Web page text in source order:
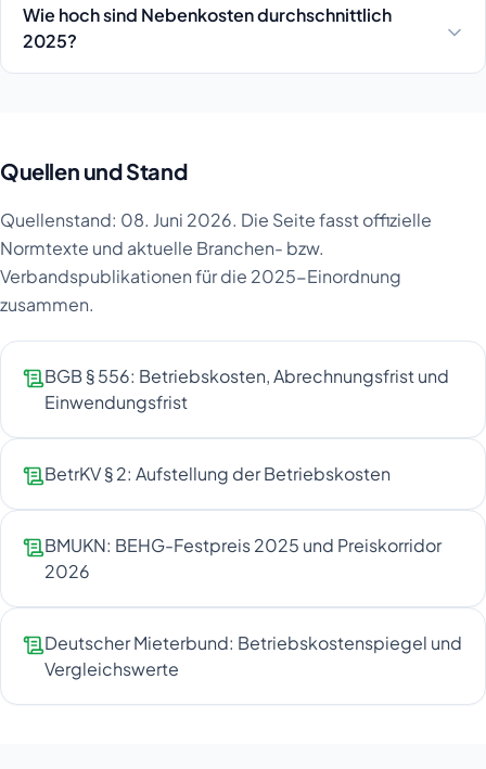
Wie hoch sind Nebenkosten durchschnittlich
2025?
Quellen und Stand
Quellenstand: 08. Juni 2026. Die Seite fasst offizielle
Normtexte und aktuelle Branchen- bzw.
Verbandspublikationen für die 2025-Einordnung
zusammen.
BGB § 556: Betriebskosten, Abrechnungsfrist und
Einwendungsfrist
BetrKV § 2: Aufstellung der Betriebskosten
BMUKN: BEHG-Festpreis 2025 und Preiskorridor
2026
Deutscher Mieterbund: Betriebskostenspiegel und
Vergleichswerte